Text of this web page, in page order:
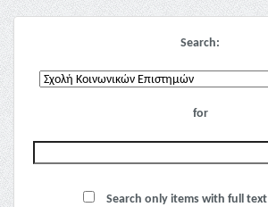
Search:
for
Search only items with full